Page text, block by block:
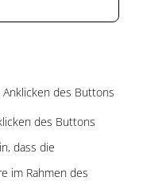
des Buttons
des Buttons
dass die
im Rahmen des